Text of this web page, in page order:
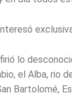
lo
el Alba, rio
Bartolomé,